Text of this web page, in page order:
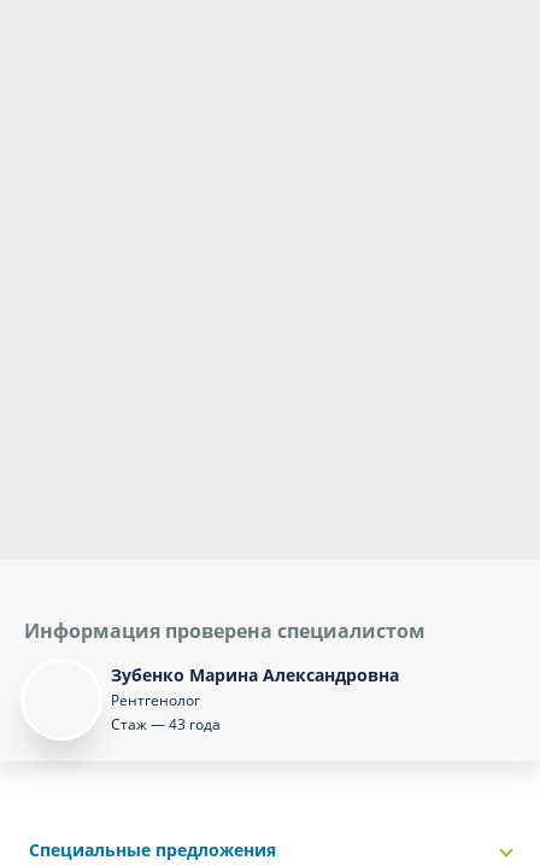
Информация проверена специалистом
Зубенко Марина Александровна
Рентгенолог
Стаж — 43 года
Специальные предложения